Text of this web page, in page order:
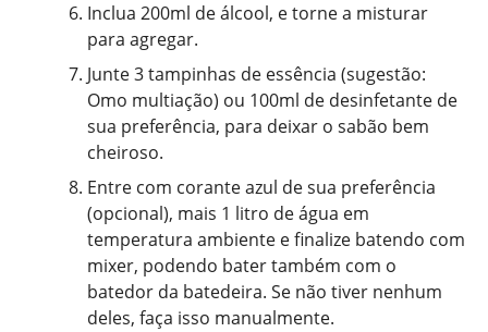
Inclua 200ml de álcool, e torne a misturar
para agregar.
Junte 3 tampinhas de essência (sugestão:
Omo multiação) ou 100ml de desinfetante de
sua preferência, para deixar o sabão bem
cheiroso.
Entre com corante azul de sua preferência
(opcional), mais 1 litro de água em
temperatura ambiente e finalize batendo com
mixer, podendo bater também com o
batedor da batedeira. Se não tiver nenhum
deles, faça isso manualmente.